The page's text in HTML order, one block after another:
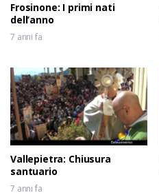
Frosinone: I primi nati
dell’anno
7 anni fa
Vallepietra: Chiusura
santuario
7 anni fa